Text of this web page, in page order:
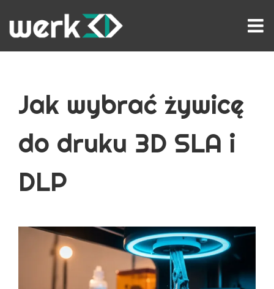
do
zawartości
Jak wybrać żywicę
do druku 3D SLA i
DLP
Pokaż
większy